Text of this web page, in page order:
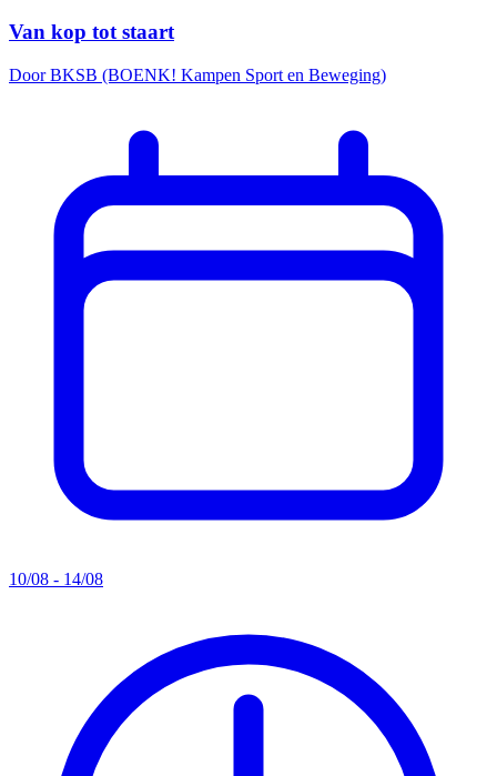
Van kop tot staart
Door BKSB (BOENK! Kampen Sport en Beweging)
10/08 - 14/08